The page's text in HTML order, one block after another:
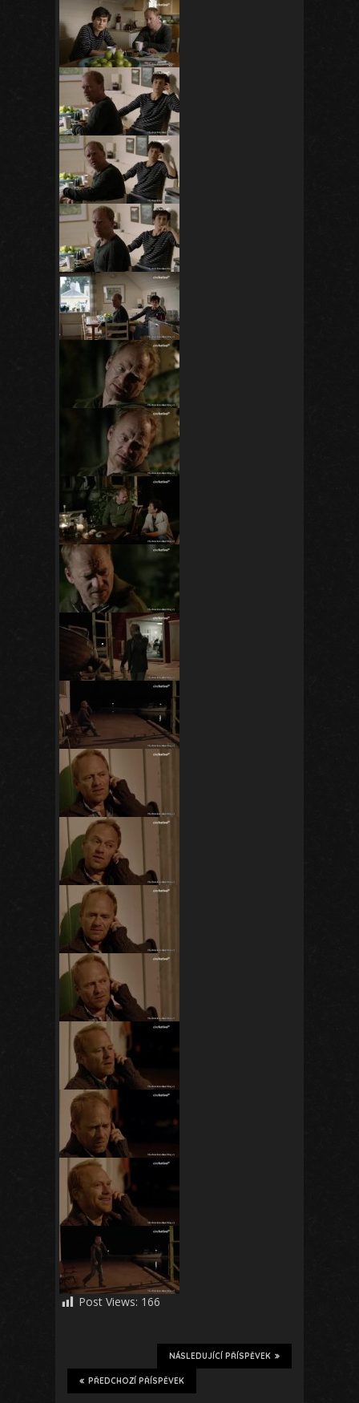
Post Views: 166
NÁSLEDUJÍCÍ PŘÍSPĚVEK
PŘEDCHOZÍ PŘÍSPĚVEK